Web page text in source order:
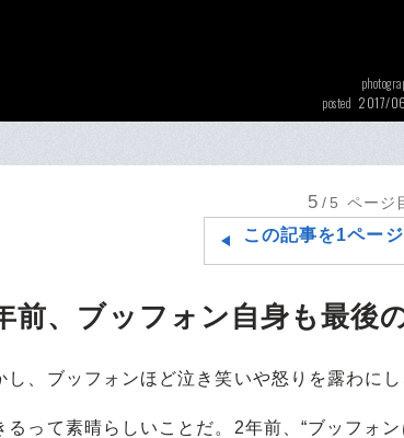
posted 2017/
5 /5 ページ
この記事を1ペー
前、ブッフォン自身も最後
、ブッフォンほど泣き笑いや怒りを露わに
るって素晴らしいことだ。2年前、“ブッフォ